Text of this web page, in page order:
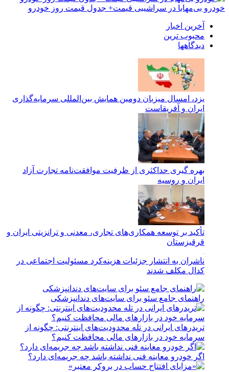
خودرو بی‌مهابا در سراشیبی قیمت+ جدول قیمت روز خودرو
آخرین اخبار
محبوب ترین
دیدگاهها
یزد، امسال میزبان دومین همایش بین‌المللی سرمایه‌گذاری
ایران و آفریقاست
بهره گیری حداکثری از ظرفیت موافقت‌نامه تجارت آزاد
ایران و روسیه
تأکید بر توسعه همکاری‌های تجاری، معدنی و ترانزیتی ایران و
قرقیزستان
ناشران به انتشار جزئیات هزینه‌کرد مسئولیت اجتماعی در
کدال مکلف شدند
راهنمای جامع سئو برای سایت‌های دندانپزشکی
تریدرهای ایرانی در تله محدودیت‌های اینترنتی: چگونه از
سرمایه خود در بازارهای مالی محافظت کنیم؟
اگر خودرو معاینه فنی نداشته باشد چه جریمه‌ای دارد؟